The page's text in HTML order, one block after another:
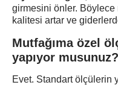
girmesini önler. Böylece
kalitesi artar ve
Mutfağıma özel
yapıyor musunuz?
Evet. Standart ölçülerin